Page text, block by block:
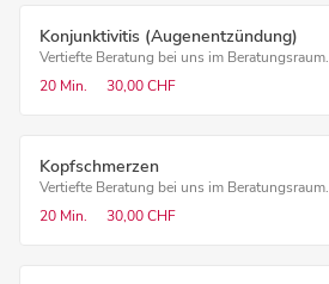
Konjunktivitis (Augenentzündung)
Vertiefte Beratung bei uns im Beratungsraum.
20 Min.
30,00 CHF
Kopfschmerzen
Vertiefte Beratung bei uns im Beratungsraum.
20 Min.
30,00 CHF